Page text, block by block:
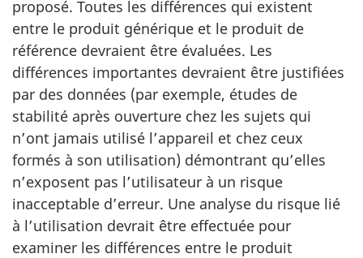
proposé. Toutes les différences qui existent
entre le produit générique et le produit de
référence devraient être évaluées. Les
différences importantes devraient être justifiées
par des données (par exemple, études de
stabilité après ouverture chez les sujets qui
n’ont jamais utilisé l’appareil et chez ceux
formés à son utilisation) démontrant qu’elles
n’exposent pas l’utilisateur à un risque
inacceptable d’erreur. Une analyse du risque lié
à l’utilisation devrait être effectuée pour
examiner les différences entre le produit